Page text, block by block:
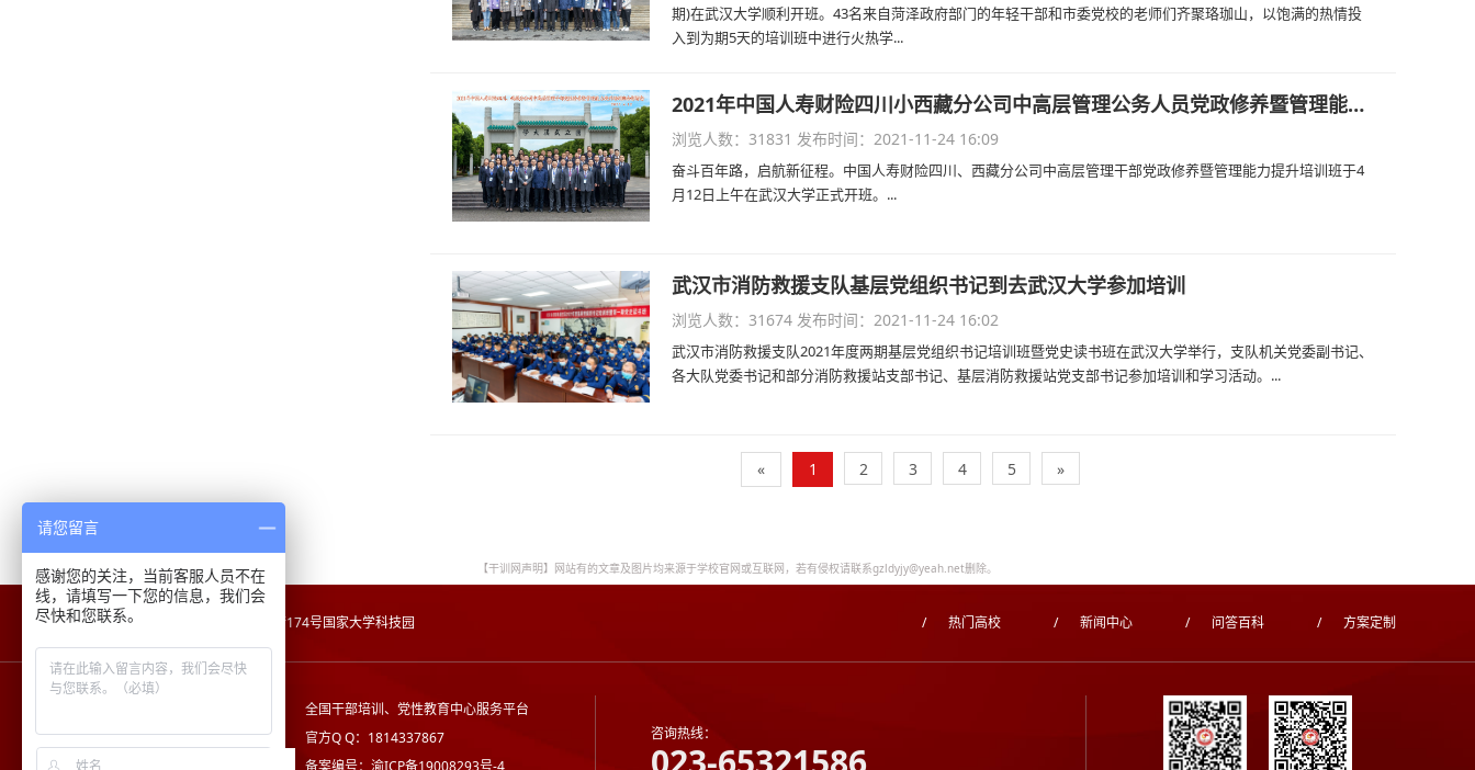
期)在武汉大学顺利开班。43名来自菏泽政府部门的年轻干部和市委党校的老师们齐聚珞珈山，以饱满的热情投
入到为期5天的培训班中进行火热学...
2021年中国人寿财险四川小西藏分公司中高层管理公务人员党政修养暨管理能力提升培训班在武汉大学开班
浏览人数：31831 发布时间：2021-11-24 16:09
奋斗百年路，启航新征程。中国人寿财险四川、西藏分公司中高层管理干部党政修养暨管理能力提升培训班于4
月12日上午在武汉大学正式开班。...
武汉市消防救援支队基层党组织书记到去武汉大学参加培训
浏览人数：31674 发布时间：2021-11-24 16:02
武汉市消防救援支队2021年度两期基层党组织书记培训班暨党史读书班在武汉大学举行，支队机关党委副书记、
各大队党委书记和部分消防救援站支部书记、基层消防救援站党支部书记参加培训和学习活动。...
« 1 2 3 4 5 »
【干训网声明】网站有的文章及图片均来源于学校官网或互联网，若有侵权请联系gzldyjy@yeah.net删除。
地址： 重庆市沙坪坝区沙正街174号国家大学科技园 / 热门高校 / 新闻中心 / 问答百科 / 方案定制
全国干部培训、党性教育中心服务平台
官方Q Q：1814337867
备案编号：渝ICP备19008293号-4
咨询热线：
请您留言
感谢您的关注，当前客服人员不在
线，请填写一下您的信息，我们会
尽快和您联系。